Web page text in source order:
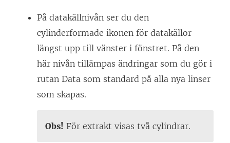
På datakällnivån ser du den
cylinderformade ikonen för datakällor
längst upp till vänster i fönstret. På den
här nivån tillämpas ändringar som du gör i
rutan Data som standard på alla nya linser
som skapas.
Obs! För extrakt visas två cylindrar.